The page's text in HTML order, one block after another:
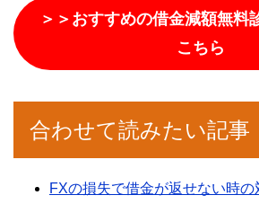
＞＞おすすめの借金減額無料
こちら
合わせて読みたい記事
FXの損失で借金が返せない時